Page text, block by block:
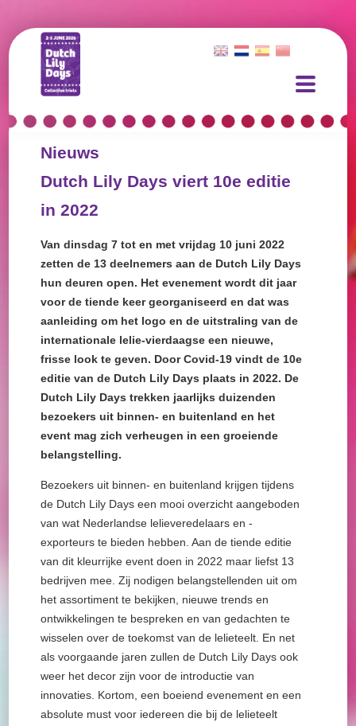
Nieuws
Dutch Lily Days viert 10e editie
in 2022
Van dinsdag 7 tot en met vrijdag 10 juni 2022
zetten de 13 deelnemers aan de Dutch Lily Days
hun deuren open. Het evenement wordt dit jaar
voor de tiende keer georganiseerd en dat was
aanleiding om het logo en de uitstraling van de
internationale lelie-vierdaagse een nieuwe,
frisse look te geven. Door Covid-19 vindt de 10e
editie van de Dutch Lily Days plaats in 2022. De
Dutch Lily Days trekken jaarlijks duizenden
bezoekers uit binnen- en buitenland en het
event mag zich verheugen in een groeiende
belangstelling.
Bezoekers uit binnen- en buitenland krijgen tijdens
de Dutch Lily Days een mooi overzicht aangeboden
van wat Nederlandse lelieveredelaars en -
exporteurs te bieden hebben. Aan de tiende editie
van dit kleurrijke event doen in 2022 maar liefst 13
bedrijven mee. Zij nodigen belangstellenden uit om
het assortiment te bekijken, nieuwe trends en
ontwikkelingen te bespreken en van gedachten te
wisselen over de toekomst van de lelieteelt. En net
als voorgaande jaren zullen de Dutch Lily Days ook
weer het decor zijn voor de introductie van
innovaties. Kortom, een boeiend evenement en een
absolute must voor iedereen die bij de lelieteelt